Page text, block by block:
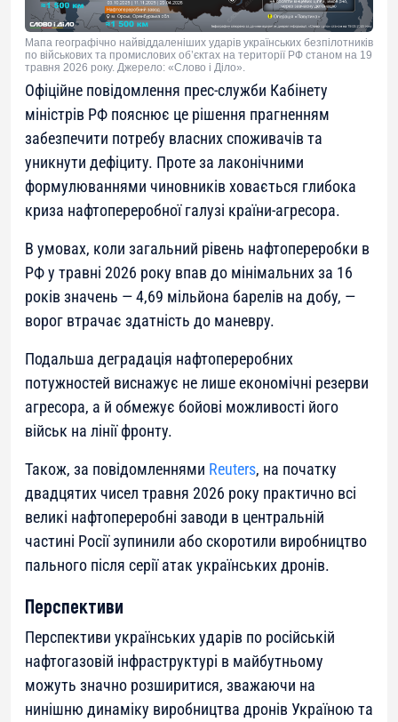
Мапа географічно найвіддаленіших ударів українських безпілотників
по військових та промислових об’єктах на території РФ станом на 19
травня 2026 року. Джерело: «Слово і Діло».
Офіційне повідомлення прес-служби Кабінету
міністрів РФ пояснює це рішення прагненням
забезпечити потребу власних споживачів та
уникнути дефіциту. Проте за лаконічними
формулюваннями чиновників ховається глибока
криза нафтопереробної галузі країни-агресора.
В умовах, коли загальний рівень нафтопереробки в
РФ у травні 2026 року впав до мінімальних за 16
років значень — 4,69 мільйона барелів на добу, —
ворог втрачає здатність до маневру.
Подальша деградація нафтопереробних
потужностей виснажує не лише економічні резерви
агресора, а й обмежує бойові можливості його
військ на лінії фронту.
Також, за повідомленнями Reuters, на початку
двадцятих чисел травня 2026 року практично всі
великі нафтопереробні заводи в центральній
частині Росії зупинили або скоротили виробництво
пального після серії атак українських дронів.
Перспективи
Перспективи українських ударів по російській
нафтогазовій інфраструктурі в майбутньому
можуть значно розширитися, зважаючи на
нинішню динаміку виробництва дронів Україною та